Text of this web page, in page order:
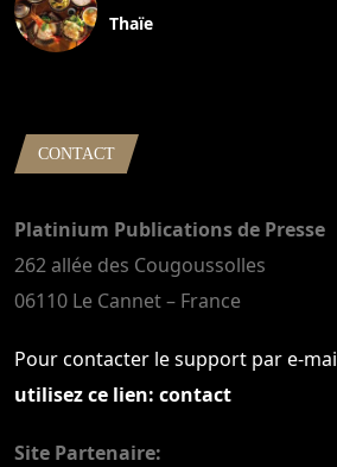
Thaïe
CONTACT
Platinium Publications de Presse
262 allée des Cougoussolles
06110 Le Cannet – France
Pour contacter le support par e-
utilisez ce lien: contact
Site Partenaire: